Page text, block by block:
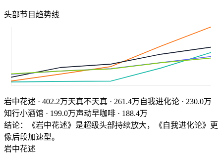
头部节目趋势线
岩中花述 · 402.2万天真不天真 · 261.4万自我进化论 · 230.0万
知行小酒馆 · 199.0万声动早咖啡 · 188.4万
结论：《岩中花述》是超级头部持续放大，《自我进化论》更
像后段加速型。
岩中花述